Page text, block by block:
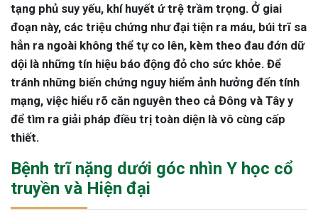
tạng phủ suy yếu, khí huyết ứ trệ trầm trọng. Ở giai
đoạn này, các triệu chứng như đại tiện ra máu, búi trĩ sa
hẳn ra ngoài không thể tự co lên, kèm theo đau đớn dữ
dội là những tín hiệu báo động đỏ cho sức khỏe. Để
tránh những biến chứng nguy hiểm ảnh hưởng đến tính
mạng, việc hiểu rõ căn nguyên theo cả Đông và Tây y
để tìm ra giải pháp điều trị toàn diện là vô cùng cấp
thiết.
Bệnh trĩ nặng dưới góc nhìn Y học cổ
truyền và Hiện đại